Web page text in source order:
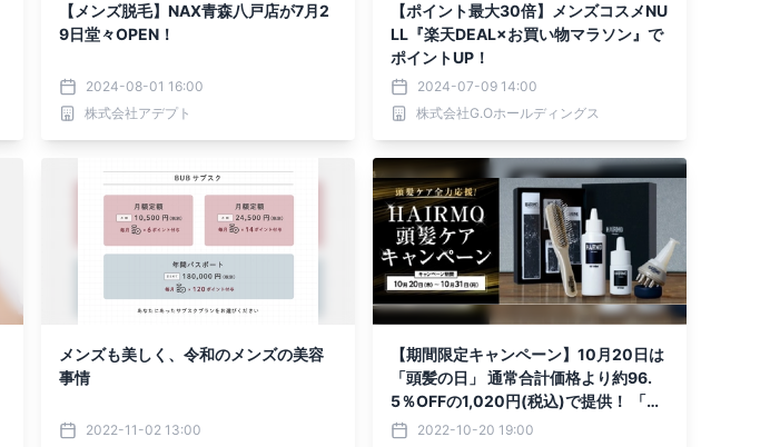
【メンズ脱毛】NAX青森八戸店が7月2
9日堂々OPEN！
2024-08-01 16:00
株式会社アデプト
【ポイント最大30倍】メンズコスメNU
LL『楽天DEAL×お買い物マラソン』で
ポイントUP！
2024-07-09 14:00
株式会社G.Oホールディングス
メンズも美しく、令和のメンズの美容
事情
2022-11-02 13:00
【期間限定キャンペーン】10月20日は
「頭髪の日」 通常合計価格より約96.
5％OFFの1,020円(税込)で提供！ 「HA
IRMO頭髪ケアキャンペーン」を開催
2022-10-20 19:00